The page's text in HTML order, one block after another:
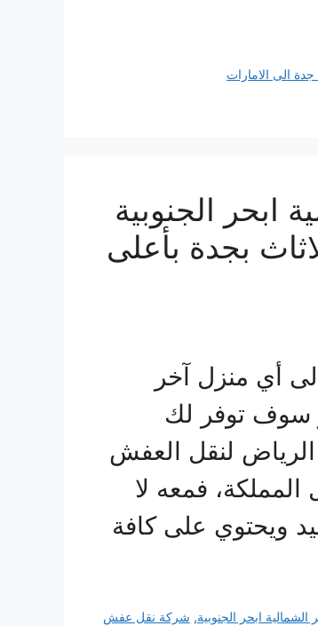
الى الامارات
الجنوبية
بجدة بأعلى
أي منزل آخر
سوف توفر لك
لنقل العفش
فمعه لا
ويحتوي على كافة
الشمالية ابحر الجنوبية, شركة نقل عفش